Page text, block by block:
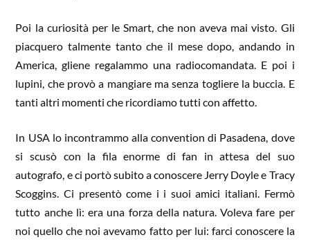
Poi la curiosità per le Smart, che non aveva mai visto. Gli
piacquero talmente tanto che il mese dopo, andando in
America, gliene regalammo una radiocomandata. E poi i
lupini, che provò a mangiare ma senza togliere la buccia. E
tanti altri momenti che ricordiamo tutti con affetto.
In USA lo incontrammo alla convention di Pasadena, dove
si scusò con la fila enorme di fan in attesa del suo
autografo, e ci portò subito a conoscere Jerry Doyle e Tracy
Scoggins. Ci presentò come i i suoi amici italiani. Fermò
tutto anche lì: era una forza della natura. Voleva fare per
noi quello che noi avevamo fatto per lui: farci conoscere la